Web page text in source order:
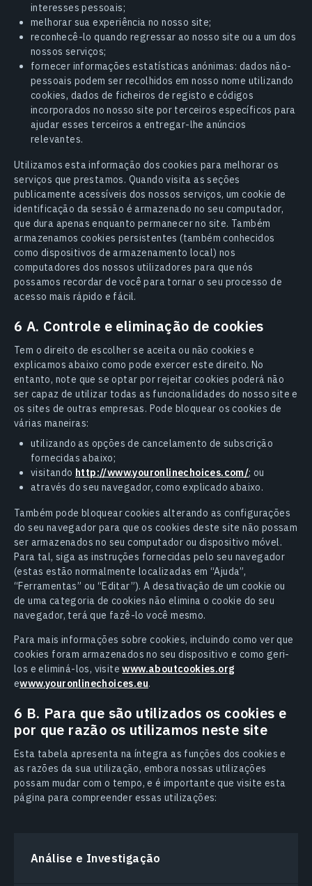
interesses pessoais;
melhorar sua experiência no nosso site;
reconhecê-lo quando regressar ao nosso site ou a um dos
nossos serviços;
fornecer informações estatísticas anónimas: dados não-
pessoais podem ser recolhidos em nosso nome utilizando
cookies, dados de ficheiros de registo e códigos
incorporados no nosso site por terceiros específicos para
ajudar esses terceiros a entregar-lhe anúncios
relevantes.
Utilizamos esta informação dos cookies para melhorar os
serviços que prestamos. Quando visita as seções
publicamente acessíveis dos nossos serviços, um cookie de
identificação da sessão é armazenado no seu computador,
que dura apenas enquanto permanecer no site. Também
armazenamos cookies persistentes (também conhecidos
como dispositivos de armazenamento local) nos
computadores dos nossos utilizadores para que nós
possamos recordar de você para tornar o seu processo de
acesso mais rápido e fácil.
6 A. Controle e eliminação de cookies
Tem o direito de escolher se aceita ou não cookies e
explicamos abaixo como pode exercer este direito. No
entanto, note que se optar por rejeitar cookies poderá não
ser capaz de utilizar todas as funcionalidades do nosso site e
os sites de outras empresas. Pode bloquear os cookies de
várias maneiras:
utilizando as opções de cancelamento de subscrição
fornecidas abaixo;
visitando http://www.youronlinechoices.com/; ou
através do seu navegador, como explicado abaixo.
Também pode bloquear cookies alterando as configurações
do seu navegador para que os cookies deste site não possam
ser armazenados no seu computador ou dispositivo móvel.
Para tal, siga as instruções fornecidas pelo seu navegador
(estas estão normalmente localizadas em “Ajuda”,
“Ferramentas” ou “Editar”). A desativação de um cookie ou
de uma categoria de cookies não elimina o cookie do seu
navegador, terá que fazê-lo você mesmo.
Para mais informações sobre cookies, incluindo como ver que
cookies foram armazenados no seu dispositivo e como geri-
los e eliminá-los, visitewww.aboutcookies.org
ewww.youronlinechoices.eu.
6 B. Para que são utilizados os cookies e
por que razão os utilizamos neste site
Esta tabela apresenta na íntegra as funções dos cookies e
as razões da sua utilização, embora nossas utilizações
possam mudar com o tempo, e é importante que visite esta
página para compreender essas utilizações:
Análise e Investigação